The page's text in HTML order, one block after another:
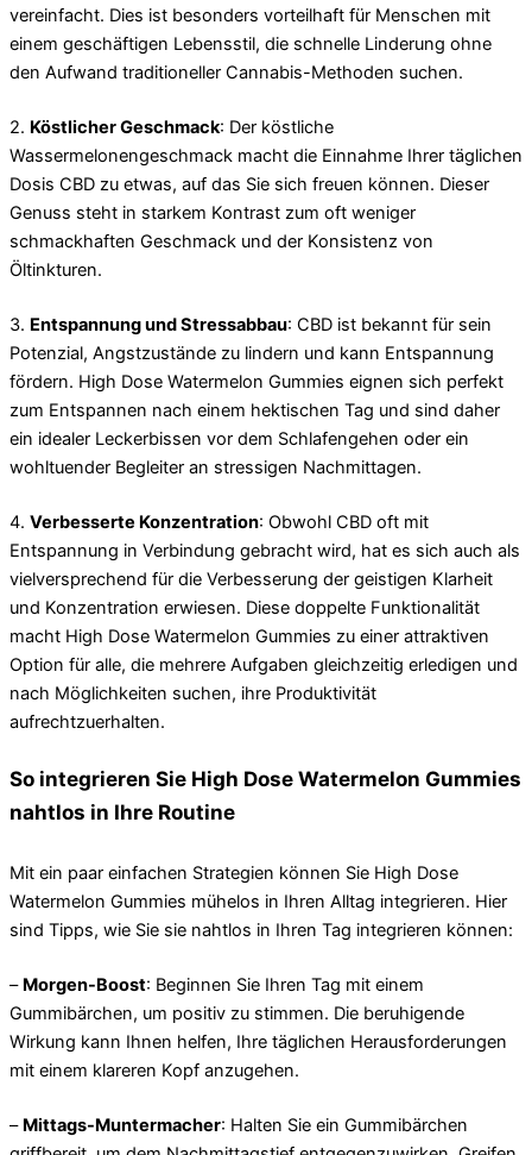
vereinfacht. Dies ist besonders vorteilhaft für Menschen mit
einem geschäftigen Lebensstil, die schnelle Linderung ohne
den Aufwand traditioneller Cannabis-Methoden suchen.
2. Köstlicher Geschmack: Der köstliche
Wassermelonengeschmack macht die Einnahme Ihrer täglichen
Dosis CBD zu etwas, auf das Sie sich freuen können. Dieser
Genuss steht in starkem Kontrast zum oft weniger
schmackhaften Geschmack und der Konsistenz von
Öltinkturen.
3. Entspannung und Stressabbau: CBD ist bekannt für sein
Potenzial, Angstzustände zu lindern und kann Entspannung
fördern. High Dose Watermelon Gummies eignen sich perfekt
zum Entspannen nach einem hektischen Tag und sind daher
ein idealer Leckerbissen vor dem Schlafengehen oder ein
wohltuender Begleiter an stressigen Nachmittagen.
4. Verbesserte Konzentration: Obwohl CBD oft mit
Entspannung in Verbindung gebracht wird, hat es sich auch als
vielversprechend für die Verbesserung der geistigen Klarheit
und Konzentration erwiesen. Diese doppelte Funktionalität
macht High Dose Watermelon Gummies zu einer attraktiven
Option für alle, die mehrere Aufgaben gleichzeitig erledigen und
nach Möglichkeiten suchen, ihre Produktivität
aufrechtzuerhalten.
So integrieren Sie High Dose Watermelon Gummies
nahtlos in Ihre Routine
Mit ein paar einfachen Strategien können Sie High Dose
Watermelon Gummies mühelos in Ihren Alltag integrieren. Hier
sind Tipps, wie Sie sie nahtlos in Ihren Tag integrieren können:
– Morgen-Boost: Beginnen Sie Ihren Tag mit einem
Gummibärchen, um positiv zu stimmen. Die beruhigende
Wirkung kann Ihnen helfen, Ihre täglichen Herausforderungen
mit einem klareren Kopf anzugehen.
– Mittags-Muntermacher: Halten Sie ein Gummibärchen